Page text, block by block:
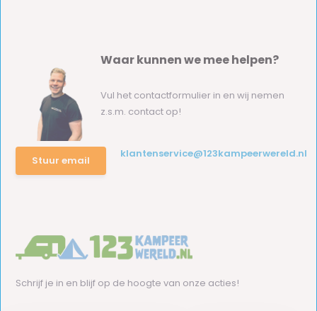
Waar kunnen we mee helpen?
Vul het contactformulier in en wij nemen
z.s.m. contact op!
Stuur email
klantenservice@123kampeerwereld.nl
Schrijf je in en blijf op de hoogte van onze acties!